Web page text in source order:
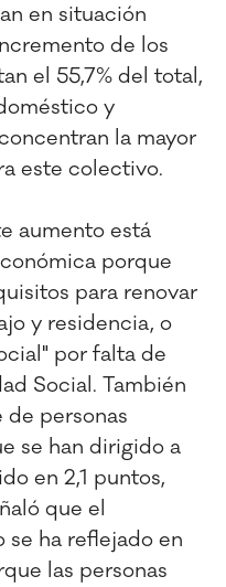
en situación
de los
el 55,7% del total,
y
la mayor
este colectivo.
aumento está
porque
para renovar
y residencia, o
por falta de
Social. También
personas
se han dirigido a
en 2,1 puntos,
que el
ha reflejado en
las personas